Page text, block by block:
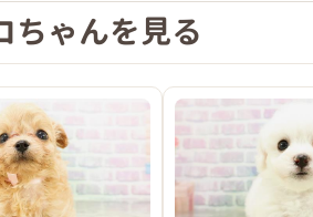
2026年04月18日
ちゃんを見る